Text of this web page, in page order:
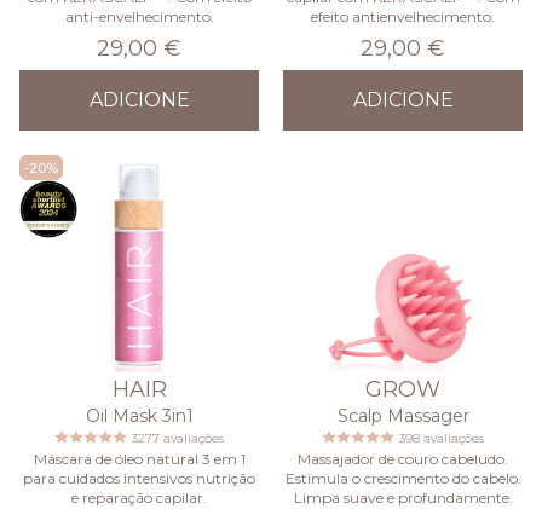
anti-envelhecimento.
29,00 €
ADICIONE
efeito antienvelhecimento.
29,00 €
ADICIONE
-20%
HAIR
Oil Mask 3in1
3277 avaliações
Máscara de óleo natural 3 em 1
para cuidados intensivos nutrição
e reparação capilar.
GROW
Scalp Massager
398 avaliações
Massajador de couro cabeludo.
Estimula o crescimento do cabelo.
Limpa suave e profundamente.